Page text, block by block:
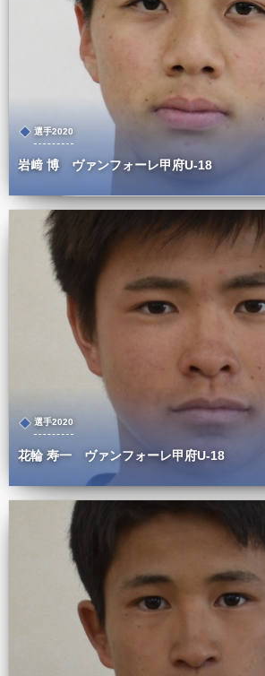
選手2020
岩﨑 博 ヴァンフォーレ甲府U-18
選手2020
花輪 寿一 ヴァンフォーレ甲府U-18